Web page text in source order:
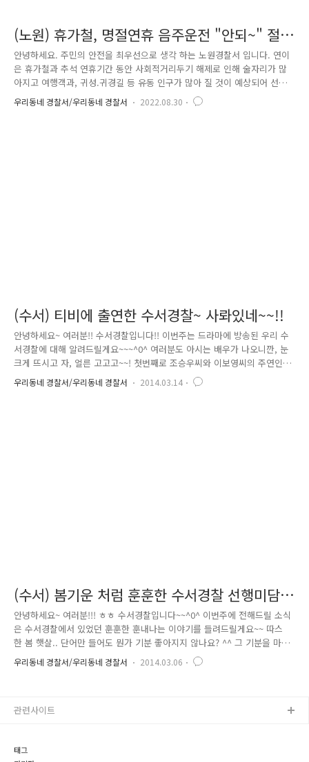
(노원) 휴가철, 명절연휴 음주운전 "안되~" 절
대금지
안녕하세요. 주민의 안전을 최우선으로 생각 하는 노원경찰서 입니다. 연이
은 휴가철과 추석 연휴기간 동안 사회적거리두기 해제로 인해 술자리가 많
아지고 여행객과, 귀성.귀경길 등 유동 인구가 많아 질 것이 예상되어 선제
적으로 노원경찰서 교통안전계에서는 비접촉 음주단속을 통한 집중단속을
실시할 예정입니다. 최근, 코로나 19 거리두기 해제로 인해 시간대 상관없
우리동네 경찰서/우리동네 경찰서 2022.08.30
(수서) 티비에 출연한 수서경찰~ 사롸있네~~!!
안녕하세요~ 여러분!! 수서경찰입니다!! 이번주는 드라마에 방송된 우리 수
서경찰에 대해 알려드릴게요~~~^0^ 여러분도 아시는 배우가 나오니깐, 눈
크게 뜨시고 자, 얼른 고고고~~! 첫번째로 조승우씨와 이보영씨의 주연인
sbs드라마 2회 영상인데요~~~ 주변에서 재밌다고 소문이나서~ 6.25때 난
리는 난리도 아니라는데요~ 에효효효효효 중간에 영상에도 나오는데 수서
우리동네 경찰서/우리동네 경찰서 2014.03.14
(수서) 봄기운 처럼 훈훈한 수서경찰 선행미담
사례 들어보실래요? ^^
안녕하세요~ 여러분!!! ㅎㅎ 수서경찰입니다~~^0^ 이번주에 전해드릴 소식
은 수서경찰에서 있었던 훈훈한 훈내나는 이야기를 들려드릴게요~~ 따스
한 봄 햇살.. 단어만 들어도 뭔가 기분 좋아지지 않나요? ^^ 그 기분을 마
음껏 느끼시고, 이야기 속으로 고고고~~!! 봄기운이 완연해진 3월 어느 날,
수서동 도시개발아파트에 거주하시는 독거노인 할머니가 파출소로 오셨어
를 딱히 여긴 수서파출소 직원들은 2,3일간에 걸쳐서 핸드폰 구입처와 핸
우리동네 경찰서/우리동네 경찰서 2014.03.06
태그
관련사이트